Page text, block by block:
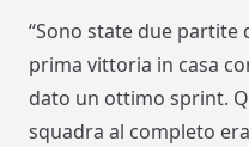
“Sono state due partite
prima vittoria in casa
dato un ottimo sprint.
squadra al completo